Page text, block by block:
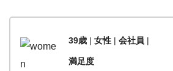
39歳 |女性 | 会社員 |
満足度